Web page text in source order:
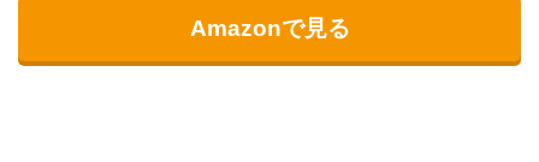
Amazonで見る